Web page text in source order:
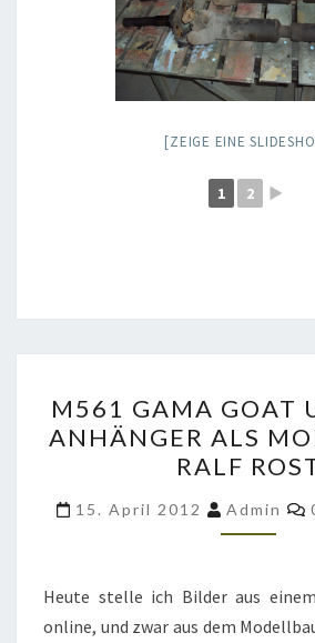
[ZEIGE EINE
1 2 ►
GAMA
GOAT
UND
M101
MODELL
VON
M561 GAMA GOAT
ANHÄNGER ALS
RALF
15. April 2012 Admin
Heute stelle ich Bilder aus
online, und zwar aus dem